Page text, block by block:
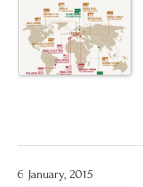
6 January, 2015